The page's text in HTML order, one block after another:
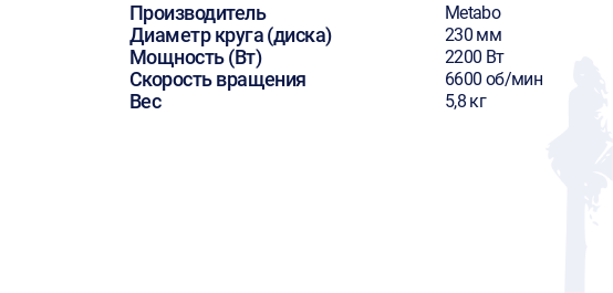
Производитель Metabo
Диаметр круга (диска) 230 мм
Мощность (Вт) 2200 Вт
Скорость вращения 6600 об/мин
Вес 5,8 кг